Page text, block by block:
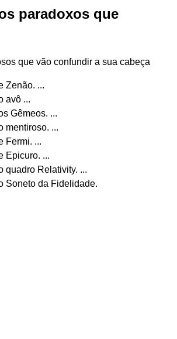
paradoxos que
que vão confundir a sua cabeça
Zenão. ...
avô ...
Gêmeos. ...
mentiroso. ...
Fermi. ...
Epicuro. ...
quadro Relativity. ...
Soneto da Fidelidade.